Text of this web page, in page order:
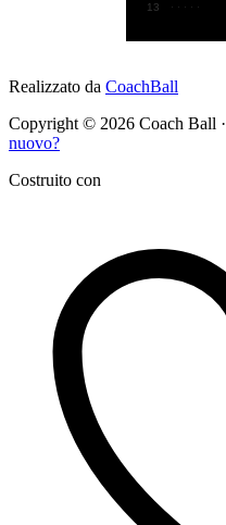
13 · · · · ·
Realizzato da CoachBall
Copyright © 2026 Coach Ball ·
nuovo?
Costruito con